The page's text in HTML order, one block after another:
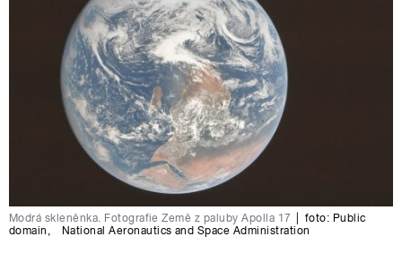
Modrá skleněnka. Fotografie Země z paluby Apolla 17 foto: Public
domain , National Aeronautics and Space Administration